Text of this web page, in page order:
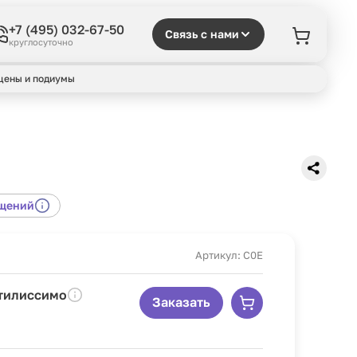
+7 (495) 032-67-50
круглосуточно
Связь с нами
и подиумы
Артикул: C0E
Заказать